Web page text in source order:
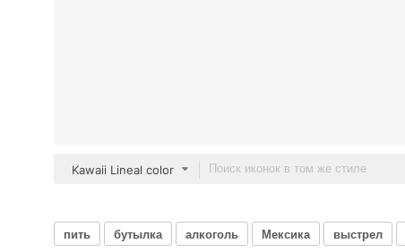
Kawaii Lineal color
пить бутылка алкоголь Мексика выстрел